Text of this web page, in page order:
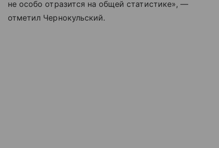
не особо отразится на общей статистике», —
отметил Чернокульский.